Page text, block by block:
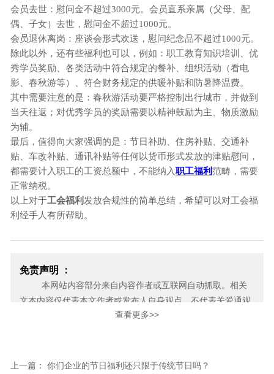
会员去世：慰问金不超过3000元。会员直系亲属（父母、配
偶、子女）去世，慰问金不超过1000元。
会员退休离岗：座谈会形式欢送，慰问纪念品不超过1000元。
除此以外，还有些福利也可以，例如：职工教育知识培训、优
秀学员奖励、各类活动中符合规定的餐补、组织活动（看电
影、春秋游等）、符合财务规定的供暖补贴和防暑降温费。
其中需要注意的是：春秋游活动要严格控制出行城市，并做到
当天往返；对优秀学员的奖励需要以精神鼓励为主、物质激励
为辅。
最后，值得向大家强调的是：节日补助、住房补贴、交通补
贴、车改补贴、通讯补贴等任何以货币形式发放的津贴慰问，
都需要计入职工的工资总额中，不能纳入职工福利范畴，需要
正常纳税。
以上对于工会福利 发放合规性的简单总结，希望可以对工会福
利经手人有所帮助。
免责声明 ：
本网站内容部分来自内容作者或互联网自动抓取。相关
文本内容仅代表本文作者或发布人自身观点，不代表关爱通观
点或立场。关爱通力求此信息所述内容及观点的客观公正，但
家浏览，或不应无偿使用，请及时用电子邮件或电话通知我
查看更多>>
上一篇： 你们企业的节日福利还只限于传统节日吗？